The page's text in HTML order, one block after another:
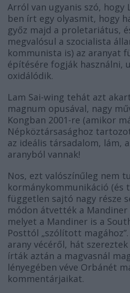
Arról van ugyanis szó, hogy
ben írt egy olyasmit, hogy
győz majd a proletariátus,
megvalósul a szocialista
kommunista is) az aranyat
építésére fogják használni,
oxidálódik.
Lam Sai-wing tehát azt
magnum opusával, nagy
Kongban 2001-re (amikor
Népköztársasághoz
az ideális társadalom, lám,
aranyból vannak!
Nos, ezt valószínűleg nem
kormánykommunikáció (és
független sajtó nagy része
módon átvették a
melyet a Mandiner is a
Posttól „szólított
arany vécéről, hát szereztek
írták aztán a magvasnál
lényegében véve Orbánét
kommentárjaikat.